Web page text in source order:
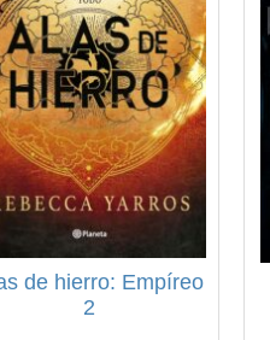
de hierro: Empíreo
2